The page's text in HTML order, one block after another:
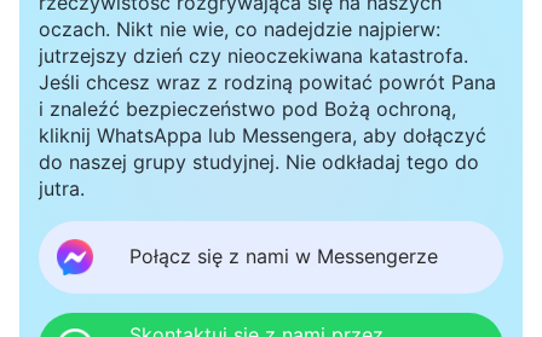
oczach. Nikt nie wie, co nadejdzie najpierw:
jutrzejszy dzień czy nieoczekiwana katastrofa.
Jeśli chcesz wraz z rodziną powitać powrót Pana
i znaleźć bezpieczeństwo pod Bożą ochroną,
kliknij WhatsAppa lub Messengera, aby dołączyć
do naszej grupy studyjnej. Nie odkładaj tego do
jutra.
Połącz się z nami w Messengerze